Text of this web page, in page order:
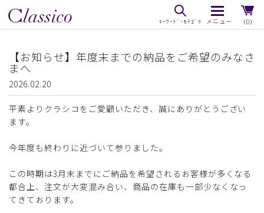
（0）
【お知らせ】年度末までの納品をご希望のみなさ
まへ
2026.02.20
平素よりクラシコをご愛顧いただき、誠にありがとうござい
ます。
今年度も終わりに近づいて参りました。
この時期は3月末までにご納品を希望されるお客様が多くなる
都合上、注文が大変混み合い、商品の在庫も一部少なくなっ
てきております。